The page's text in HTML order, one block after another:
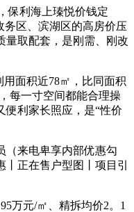
利海上瑧悦价钱定
务区、滨湖区的高房价压
量取配套，是刚需、刚改
面积近78㎡，比同面积
每一寸空间都能合理操
便利家长照应，是“性价
来电卑享内部优惠勾
正在售户型图丨项目引
元/㎡、精拆均价2。1